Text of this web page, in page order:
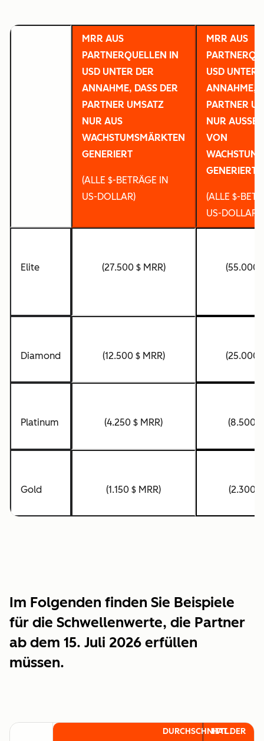
MRR AUS
PARTNERQUELLEN IN
USD UNTER DER
ANNAHME, DASS DER
PARTNER UMSATZ
NUR AUS
WACHSTUMSMÄRKTEN
GENERIERT
(ALLE $-BETRÄGE IN
US-DOLLAR)
MRR AUS
USD UNTER
ANNAHME,
PARTNER
NUR
ON W
ENERIERT
(ALLE $-
US-DOLLAR)
Elite (27.500 $ MRR) (55.000
Diamond (12.500 $ MRR) (25.000
Platinum (4.250 $ MRR) (8.500 $
Gold (1.150 $ MRR) (2.300 $
Im Folgenden finden Sie Beispiele
für die Schwellenwerte, die Partner
ab dem 15. Juli 2026 erfüllen
müssen.
DURCHSCHNITTL.
HAT DER